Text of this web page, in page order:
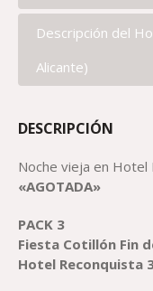
Descripción del
Alicante)
DESCRIPCIÓN
Noche vieja en Hotel
«AGOTADA»
PACK 3
Fiesta Cotillón Fin
Hotel Reconquista